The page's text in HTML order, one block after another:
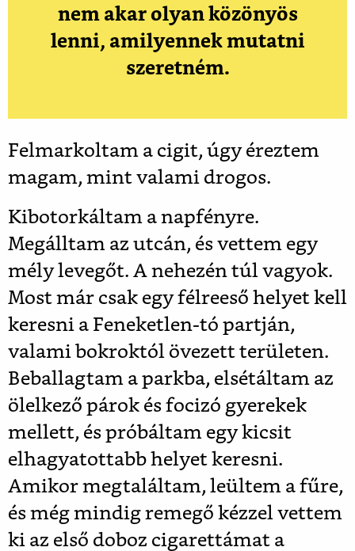
nem akar olyan közönyös
lenni, amilyennek mutatni
szeretném.
Felmarkoltam a cigit, úgy éreztem
magam, mint valami drogos.
Kibotorkáltam a napfényre.
Megálltam az utcán, és vettem egy
mély levegőt. A nehezén túl vagyok.
Most már csak egy félreeső helyet kell
keresni a Feneketlen-tó partján,
valami bokroktól övezett területen.
Beballagtam a parkba, elsétáltam az
ölelkező párok és focizó gyerekek
mellett, és próbáltam egy kicsit
elhagyatottabb helyet keresni.
Amikor megtaláltam, leültem a fűre,
és még mindig remegő kézzel vettem
ki az első doboz cigarettámat a